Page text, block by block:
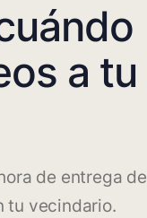
a tu
de entrega de
tu vecindario.